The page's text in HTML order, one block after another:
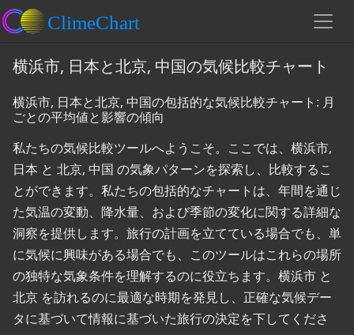
横浜市, 日本と北京, 中国の気候比較チャート
横浜市, 日本と北京, 中国の包括的な気候比較チャート: 月
ごとの平均値と影響の傾向
私たちの気候比較ツールへようこそ。ここでは、横浜市,
日本 と 北京, 中国 の気象パターンを探索し、比較するこ
とができます。私たちの包括的なチャートは、年間を通じ
た気温の変動、降水量、および季節の変化に関する詳細な
洞察を提供します。旅行の計画を立てている場合でも、単
に気候に興味がある場合でも、このツールはこれらの場所
の独特な気象条件を理解するのに役立ちます。横浜市 と
北京 を訪れるのに最適な時期を発見し、正確な気候デー
タに基づいて情報に基づいた旅行の決定を下してくださ